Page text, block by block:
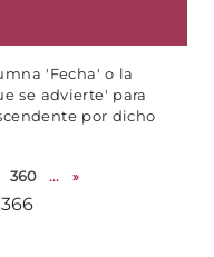
'Fecha' o la
se advierte' para
por dicho
360 ... »